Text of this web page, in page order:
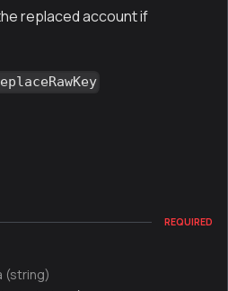
replaced account if
REQUIRED
(string)